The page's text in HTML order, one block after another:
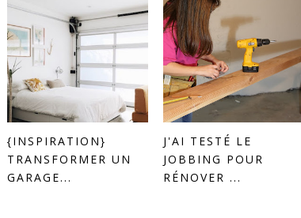
{INSPIRATION}
TRANSFORMER UN
GARAGE...
J'AI TESTÉ LE
JOBBING POUR
RÉNOVER ...